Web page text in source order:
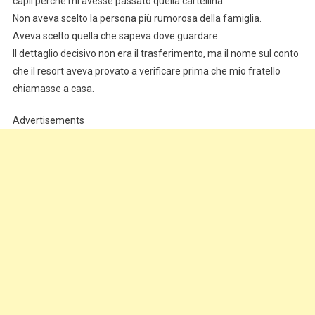
Non aveva scelto la persona più rumorosa della famiglia.
Aveva scelto quella che sapeva dove guardare.
Il dettaglio decisivo non era il trasferimento, ma il nome sul conto
che il resort aveva provato a verificare prima che mio fratello
chiamasse a casa.
Advertisements